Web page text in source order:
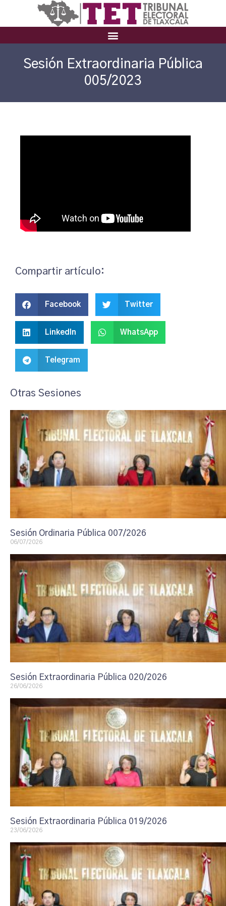
Sesión Extraordinaria Pública
005/2023
Compartir artículo:
Facebook Twitter
LinkedIn WhatsApp
Telegram
Otras Sesiones
Sesión Ordinaria Pública 007/2026
06/07/2026
Sesión Extraordinaria Pública 020/2026
26/06/2026
Sesión Extraordinaria Pública 019/2026
23/06/2026